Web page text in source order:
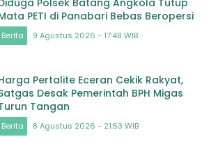
Polsek Batang Angkola Tutup
PETI di Panabari Bebas Beropersi
Berita 9 Agustus 2026 - 17:48 WIB
Pertalite Eceran Cekik Rakyat,
Desak Pemerintah BPH Migas
Tangan
Berita 8 Agustus 2026 - 21:53 WIB